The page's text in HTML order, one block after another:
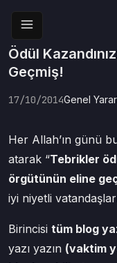
Ödül
Geçmiş!
17/10/2014Genel
Her Allah’ın günü
atarak “Tebrikler
örgütünün eline
iyi niyetli
Birincisi tüm blog
yazı yazın (vaktim